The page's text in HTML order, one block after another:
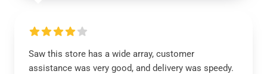
Saw this store has a wide array, customer
assistance was very good, and delivery was speedy.